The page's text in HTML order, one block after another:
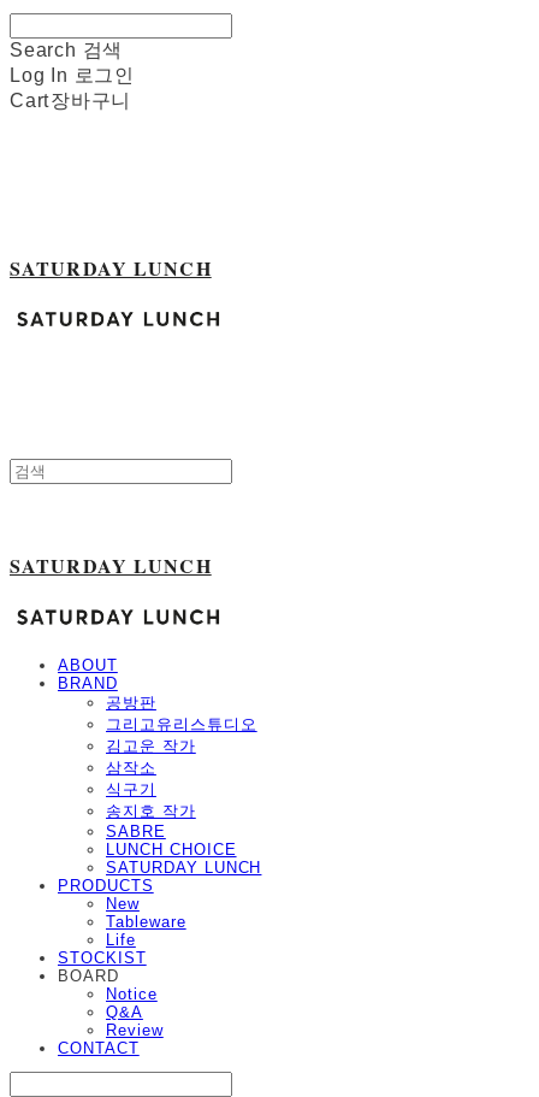
Search 검색
Log In 로그인
Cart장바구니
SATURDAY LUNCH
SATURDAY LUNCH
ABOUT
BRAND
공방판
그리고유리스튜디오
김고운 작가
삼작소
식구기
송지호 작가
SABRE
LUNCH CHOICE
SATURDAY LUNCH
PRODUCTS
New
Tableware
Life
STOCKIST
BOARD
Notice
Q&A
Review
CONTACT